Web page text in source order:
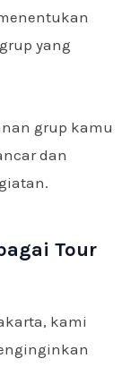
yang
grup kamu
dan
Tour
kami